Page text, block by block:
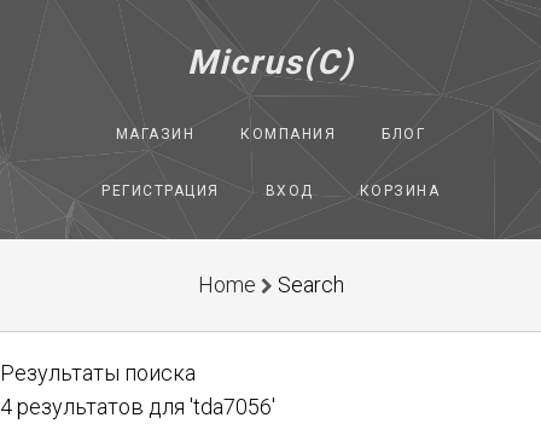
Micrus(C)
МАГАЗИН КОМПАНИЯ БЛОГ
РЕГИСТРАЦИЯ ВХОД КОРЗИНА
Home Search
Результаты поиска
4 результатов для 'tda7056'